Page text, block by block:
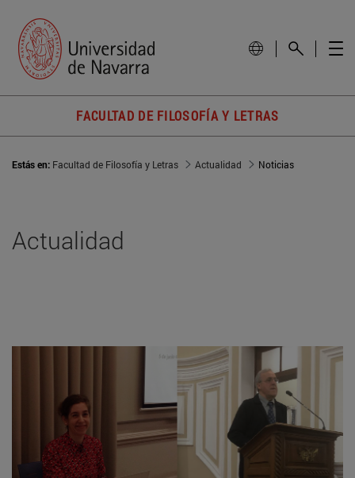
FACULTAD DE FILOSOFÍA Y LETRAS
Estás en: Facultad de Filosofía y Letras Actualidad Noticias
Actualidad